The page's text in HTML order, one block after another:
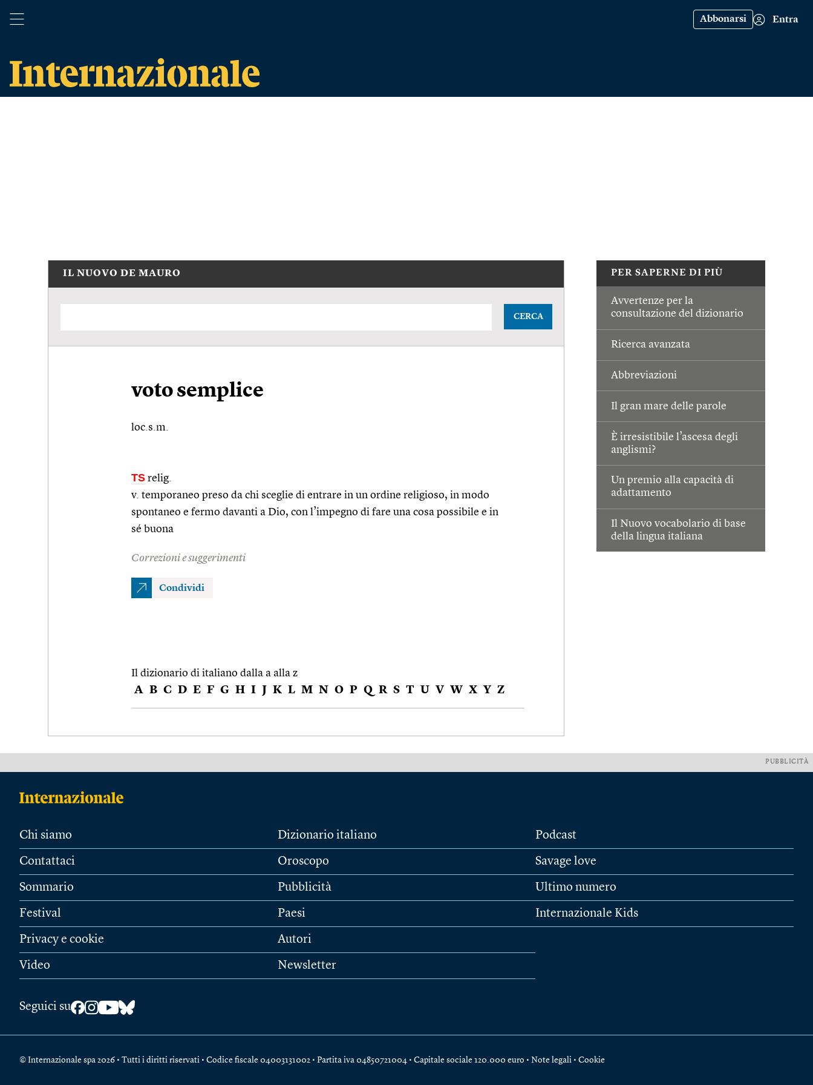
Abbonarsi Entra
PER SAPERNE DI PIÙ
Avvertenze per la
consultazione del dizionario
Ricerca avanzata
Abbreviazioni
Il gran mare delle parole
È irresistibile l’ascesa degli
anglismi?
Un premio alla capacità di
adattamento
Il Nuovo vocabolario di base
della lingua italiana
IL NUOVO DE MAURO
CERCA
voto semplice
loc.s.m.
TS relig.
v. temporaneo preso da chi sceglie di entrare in un ordine religioso, in modo
spontaneo e fermo davanti a Dio, con l’impegno di fare una cosa possibile e in
sé buona
Correzioni e suggerimenti
Condividi
Il dizionario di italiano dalla a alla z
A B C D E F G H I J K L M N O P Q R S T U V W X Y Z
PUBBLICITÀ
Chi siamo
Contattaci
Sommario
Festival
Privacy e cookie
Video
Dizionario italiano
Oroscopo
Pubblicità
Paesi
Autori
Newsletter
Podcast
Savage love
Ultimo numero
Internazionale Kids
Seguici su
© Internazionale spa 2026 • Tutti i diritti riservati • Codice fiscale 04003131002 • Partita iva 04850721004 • Capitale sociale 120.000 euro • Note legali • Cookie